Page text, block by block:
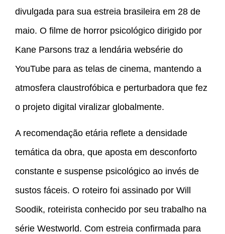
divulgada para sua estreia brasileira em 28 de
maio. O filme de horror psicológico dirigido por
Kane Parsons traz a lendária websérie do
YouTube para as telas de cinema, mantendo a
atmosfera claustrofóbica e perturbadora que fez
o projeto digital viralizar globalmente.
A recomendação etária reflete a densidade
temática da obra, que aposta em desconforto
constante e suspense psicológico ao invés de
sustos fáceis. O roteiro foi assinado por Will
Soodik, roteirista conhecido por seu trabalho na
série Westworld. Com estreia confirmada para